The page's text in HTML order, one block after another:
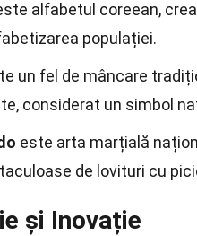
alfabetul coreean,
populației.
un fel de mâncare
considerat un simbol
este arta marțială
de lovituri cu
și Inovație